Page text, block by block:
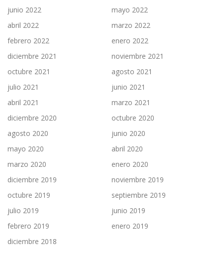
junio 2022
mayo 2022
abril 2022
marzo 2022
febrero 2022
enero 2022
diciembre 2021
noviembre 2021
octubre 2021
agosto 2021
julio 2021
junio 2021
abril 2021
marzo 2021
diciembre 2020
octubre 2020
agosto 2020
junio 2020
mayo 2020
abril 2020
marzo 2020
enero 2020
diciembre 2019
noviembre 2019
octubre 2019
septiembre 2019
julio 2019
junio 2019
febrero 2019
enero 2019
diciembre 2018